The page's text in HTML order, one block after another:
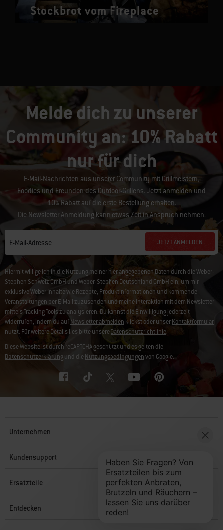
Stockbrot vom Fireplace
Melde dich zu unserer
Community an: 10% Rabatt
nur für dich
E-Mail-Nachrichten aus unserer Community mit Grillmeistern,
Foodies und Freunden des Outdoor-Grillens. Jetzt anmelden und
10% Rabatt auf die erste Bestellung erhalten.
Die Newsletter Anmeldung kann etwas Zeit in Anspruch nehmen.
E-Mail-Adresse JETZT ANMELDEN
Hiermit willige ich in die Nutzung meiner hier angegebenen Daten durch die Weber-
Stephen Schweiz GmbH und Weber-Stephen Deutschland GmbH ein, um mir
exklusive Weber Inhalte wie Rezepte, Produktinformationen und kommende
Veranstaltungen per E-Mail zuzusenden und meine Interaktion mit dem Newsletter
mittels Tracking Tools zu analysieren. Du kannst die Einwilligung jederzeit
widerrufen, indem du aufNewsletter abmelden klickst oder unserKontaktformular
nutzt. Für weitere Details lies bitte unsereDatenschutzrichtlinie.
Diese Website ist durch reCAPTCHA geschützt und es gelten die
Datenschutzerklärungund dieNutzungsbedingungenvon Google.
Unternehmen
Kundensupport
Ersatzteile
Entdecken